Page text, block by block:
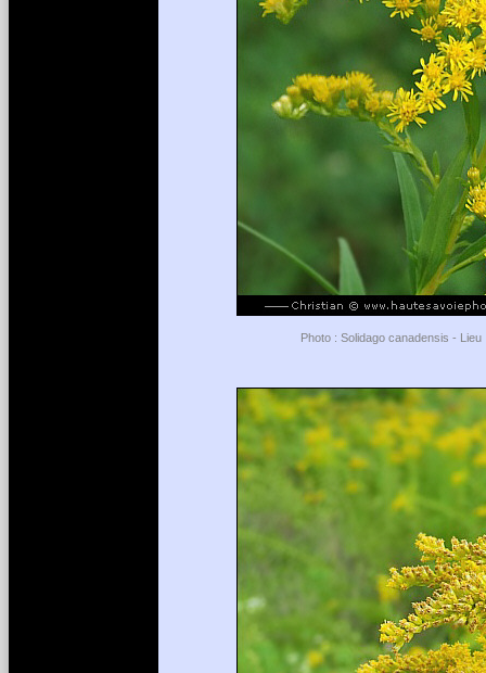
Photo : Solidago canadensis -